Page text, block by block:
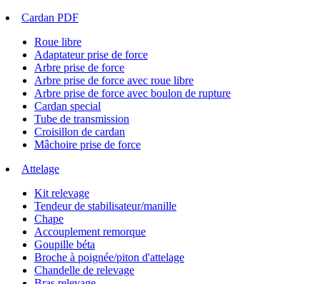
Cardan PDF
Roue libre
Adaptateur prise de force
Arbre prise de force
Arbre prise de force avec roue libre
Arbre prise de force avec boulon de rupture
Cardan special
Tube de transmission
Croisillon de cardan
Mâchoire prise de force
Attelage
Kit relevage
Tendeur de stabilisateur/manille
Chape
Accouplement remorque
Goupille béta
Broche à poignée/piton d'attelage
Chandelle de relevage